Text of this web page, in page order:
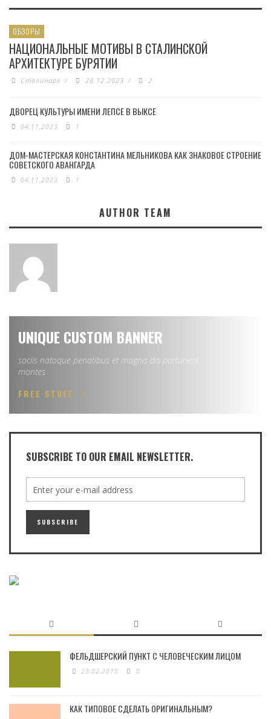
ОБЗОРЫ
НАЦИОНАЛЬНЫЕ МОТИВЫ В СТАЛИНСКОЙ
АРХИТЕКТУРЕ БУРЯТИИ
Сталинарх / 28.12.2023 / 2
ДВОРЕЦ КУЛЬТУРЫ ИМЕНИ ЛЕПСЕ В ВЫКСЕ
04.11.2023 1
ДОМ-МАСТЕРСКАЯ КОНСТАНТИНА МЕЛЬНИКОВА КАК ЗНАКОВОЕ СТРОЕНИЕ
СОВЕТСКОГО АВАНГАРДА
04.11.2023 1
AUTHOR TEAM
UNIQUE CUSTOM BANNER
sociis natoque penatibus et magnis dis parturient
montes
FREE STUFF
SUBSCRIBE TO OUR EMAIL NEWSLETTER.
ФЕЛЬДШЕРСКИЙ ПУНКТ С ЧЕЛОВЕЧЕСКИМ ЛИЦОМ
23.02.2015 0
КАК ТИПОВОЕ СДЕЛАТЬ ОРИГИНАЛЬНЫМ?